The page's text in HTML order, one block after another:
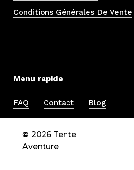
Conditions Générales De Vente
Menu rapide
FAQ Contact Blog
©2026 Tente
Aventure